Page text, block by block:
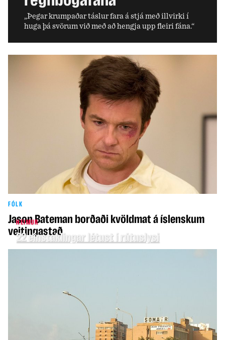
„Þegar krumpaðar táslur fara á stjá með illvirki í
huga þá svörum við með að hengja upp fleiri fána.“
FÓLK
Jason Bateman borðaði kvöldmat á íslenskum
veitingastað
HEIMUR
22 einstaklingar létust í rútuslysi